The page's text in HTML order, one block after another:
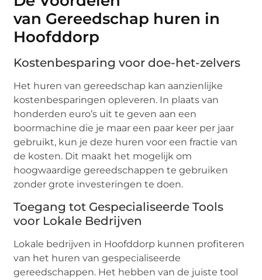
van Gereedschap huren in
Hoofddorp
Kostenbesparing voor doe-het-zelvers
Het huren van gereedschap kan aanzienlijke
kostenbesparingen opleveren. In plaats van
honderden euro’s uit te geven aan een
boormachine die je maar een paar keer per jaar
gebruikt, kun je deze huren voor een fractie van
de kosten. Dit maakt het mogelijk om
hoogwaardige gereedschappen te gebruiken
zonder grote investeringen te doen.
Toegang tot Gespecialiseerde Tools
voor Lokale Bedrijven
Lokale bedrijven in Hoofddorp kunnen profiteren
van het huren van gespecialiseerde
gereedschappen. Het hebben van de juiste tool